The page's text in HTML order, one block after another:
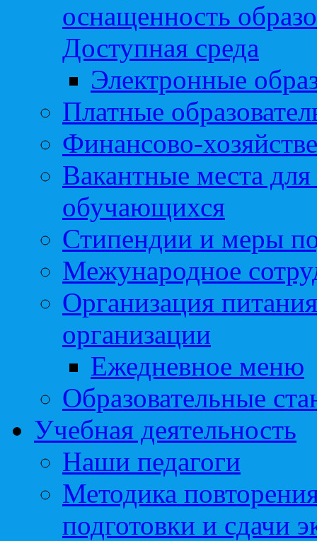
оснащенность
Доступная среда
Электронные
Платные
Финансово-
Вакантные места
обучающихся
Стипендии и меры
Межународное
Организация
организации
Ежедневное меню
Образовательные
Учебная деятельность
Наши педагоги
Методика
подготовки и сдачи